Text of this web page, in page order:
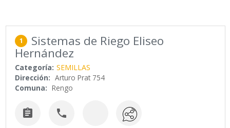
1 Sistemas de Riego Eliseo
Hernández
Categoría: SEMILLAS
Dirección: Arturo Prat 754
Comuna: Rengo
 